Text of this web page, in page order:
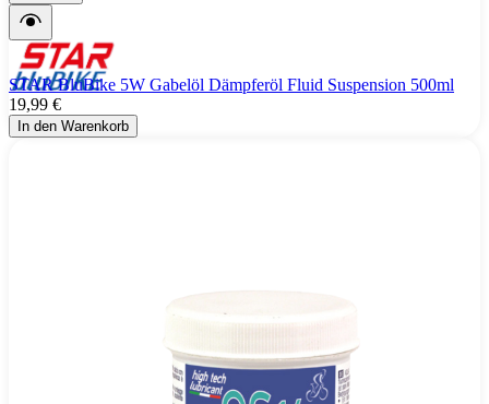
STAR BluBike 5W Gabelöl Dämpferöl Fluid Suspension 500ml
19,99 €
In den Warenkorb